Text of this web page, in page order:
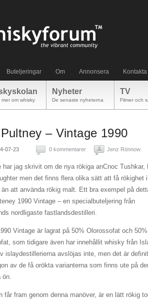
Buteljeringar Om Annonsera
om whisky
Nyheter
De senaste nyheterna
TV
Filmer och
– Vintage 1990
07-23 0 kommentarer Jenz Rönnow
har jag skrivit om de nya rökiga anCnoc Tushkar,
men det finns flera olika sätt att få rökighet
att använda rökig malt. Ett bra exempel på
1990 Vintage – en specialbuteljering från
nordligaste fastlandsdestilleri.
Vintage är lagrat på 50% Olorossofat och 50%
som tidigare även har innehållit whisky från
islaydestillerierna avslöjas inte, men det är
av de få orökta varianterna som finns ute på
ön.
får fram genom denna manöver, är en lätt rökig